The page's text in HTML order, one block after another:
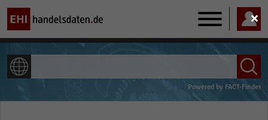
Main
navigation
Powered by FACT-Finder